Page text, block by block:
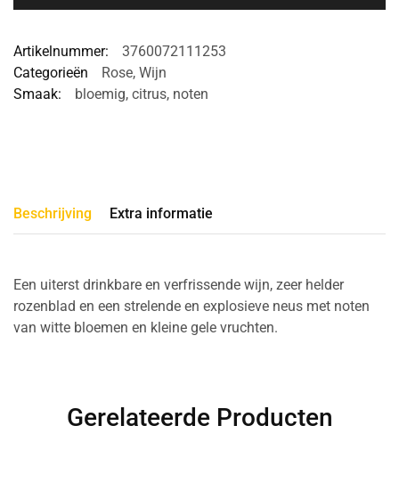
Artikelnummer:
3760072111253
Categorieën
Rose, Wijn
Smaak:
bloemig, citrus, noten
Beschrijving Extra informatie
Een uiterst drinkbare en verfrissende wijn, zeer helder
rozenblad en een strelende en explosieve neus met noten
van witte bloemen en kleine gele vruchten.
Gerelateerde Producten